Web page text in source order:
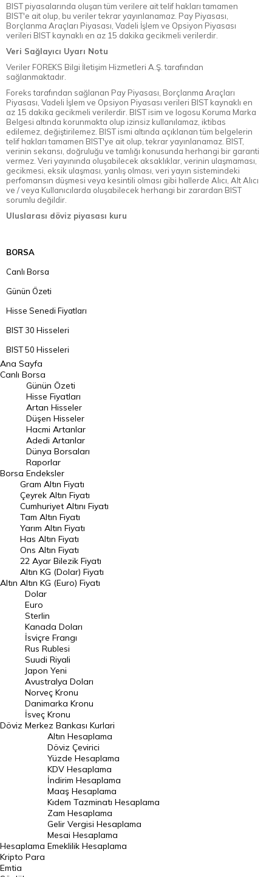
BIST piyasalarında oluşan tüm verilere ait telif hakları tamamen
BIST'e ait olup, bu veriler tekrar yayınlanamaz. Pay Piyasası,
Borçlanma Araçları Piyasası, Vadeli İşlem ve Opsiyon Piyasası
verileri BIST kaynaklı en az 15 dakika gecikmeli verilerdir.
Veri Sağlayıcı Uyarı Notu
Veriler FOREKS Bilgi İletişim Hizmetleri A.Ş. tarafından
sağlanmaktadır.
Foreks tarafından sağlanan Pay Piyasası, Borçlanma Araçları
Piyasası, Vadeli İşlem ve Opsiyon Piyasası verileri BIST kaynaklı en
az 15 dakika gecikmeli verilerdir. BIST isim ve logosu Koruma Marka
Belgesi altında korunmakta olup izinsiz kullanılamaz, iktibas
edilemez, değiştirilemez. BIST ismi altında açıklanan tüm belgelerin
telif hakları tamamen BIST'ye ait olup, tekrar yayınlanamaz. BIST,
verinin sekansı, doğruluğu ve tamlığı konusunda herhangi bir garanti
vermez. Veri yayınında oluşabilecek aksaklıklar, verinin ulaşmaması,
gecikmesi, eksik ulaşması, yanlış olması, veri yayın sistemindeki
perfomansın düşmesi veya kesintili olması gibi hallerde Alıcı, Alt Alıcı
ve / veya Kullanıcılarda oluşabilecek herhangi bir zarardan BIST
sorumlu değildir.
Uluslarası döviz piyasası kuru
BORSA
Canlı Borsa
Günün Özeti
Hisse Senedi Fiyatları
BIST 30 Hisseleri
BIST 50 Hisseleri
BIST 100 Hisseleri
En Çok Artan Hisseler
En Çok Düşen Hisseler
Hacmi Artanlar
Geçmiş Kapanışlar
Dünya Borsaları
Raporlar
Endeksler
DÖVİZ
Döviz Kuru
Dolar Kuru
Euro Kuru
Pound Kuru
Frank Kuru
Riyal Kuru
Avustralya Doları
Danimarka Kronu Kuru
Kanada Doları Kuru
Norveç Kronu Kuru
İsveç Kronu Kuru
Japon Yeni Kuru
Serbest Piyasa Döviz Kurları
Merkez Bankası Döviz Kurları
Altın Fiyatları
Gram Altın Fiyatı
Ana Sayfa
Canlı Borsa
Borsa
Günün Özeti
Hisse Fiyatları
Artan Hisseler
Düşen Hisseler
Hacmi Artanlar
Adedi Artanlar
Dünya Borsaları
Raporlar
Endeksler
Altın
Gram Altın Fiyatı
Çeyrek Altın Fiyatı
Cumhuriyet Altını Fiyatı
Tam Altın Fiyatı
Yarım Altın Fiyatı
Has Altın Fiyatı
Ons Altın Fiyatı
22 Ayar Bilezik Fiyatı
Altın KG (Dolar) Fiyatı
Altın KG (Euro) Fiyatı
Döviz
Dolar
Euro
Sterlin
Kanada Doları
İsviçre Frangı
Rus Rublesi
Suudi Riyali
Japon Yeni
Avustralya Doları
Norveç Kronu
Danimarka Kronu
İsveç Kronu
Merkez Bankası Kurlari
Hesaplama
Altın Hesaplama
Döviz Çevirici
Yüzde Hesaplama
KDV Hesaplama
İndirim Hesaplama
Maaş Hesaplama
Kıdem Tazminatı Hesaplama
Zam Hesaplama
Gelir Vergisi Hesaplama
Mesai Hesaplama
Emeklilik Hesaplama
Kripto Para
Emtia